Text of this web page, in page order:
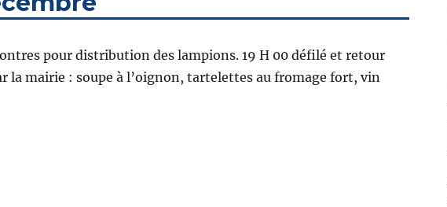
pour distribution des lampions. 19 H 00 défilé et retour
la mairie : soupe à l’oignon, tartelettes au fromage fort, vin